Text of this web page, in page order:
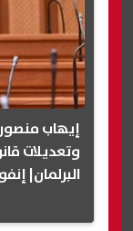
وتعديلات
البرلمان|